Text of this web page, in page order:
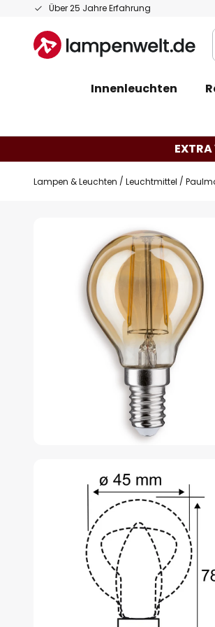
Über 25 Jahre Erfahrung
Zum
springen
Innenleuchten
Lampen & Leuchten Leuchtmittel
Bildgalerie